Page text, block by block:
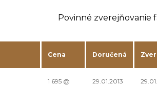
Povinné zverejňovanie
Cena Doručená
1 695 @ 29.01.2013